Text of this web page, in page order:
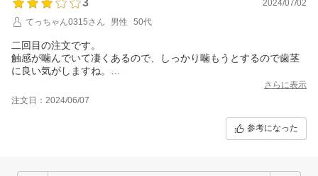
2024/07/02
てっちゃん0315さん
男性 50代
二回目の注文です。
触感が噛んでいて凄くあるので、しっかり噛もうとするので歯茎
に良い気がしますね。
もう少し安ければ有難いですね。
さらに表示
注文日：2024/06/07
参考になった